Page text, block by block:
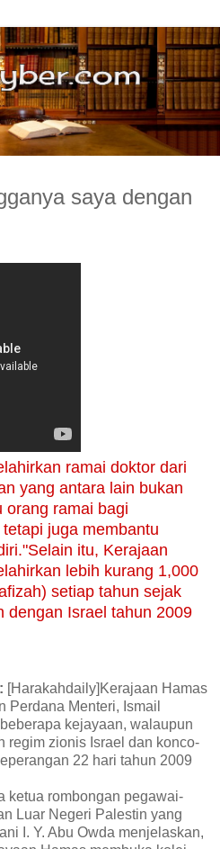
saya dengan
ramai doktor dari
yang antara lain bukan
orang ramai bagi
juga membantu
itu, Kerajaan
lebih kurang 1,000
setiap tahun sejak
dengan Israel tahun 2009
[Harakahdaily]Kerajaan Hamas
Perdana Menteri, Ismail
kejayaan, walaupun
regim zionis Israel dan konco-
22 hari tahun 2009
ketua rombongan pegawai-
Luar Negeri Palestin yang
I. Y. Abu Owda menjelaskan,